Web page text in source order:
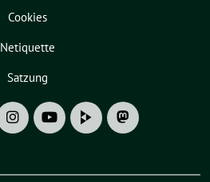
Cookies
Netiquette
Satzung